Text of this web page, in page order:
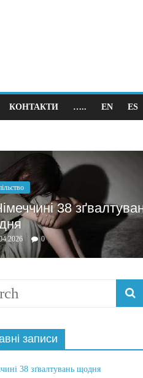
КОНТАКТИ ….. EN ES
Політика
Бажання
домовлятись
03.04.2026
записи
38 зґвалтувань щодня